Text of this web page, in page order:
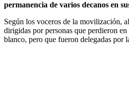
permanencia de varios decanos en
Según los voceros de la movilización,
dirigidas por personas que perdieron
blanco, pero que fueron delegadas por